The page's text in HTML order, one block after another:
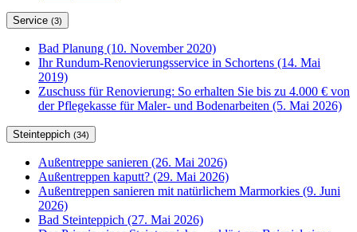
Service (3)
Bad Planung (10. November 2020)
Ihr Rundum-Renovierungsservice in Schortens (14. Mai
2019)
Zuschuss für Renovierung: So erhalten Sie bis zu 4.000 € von
der Pflegekasse für Maler- und Bodenarbeiten (5. Mai 2026)
Steinteppich (34)
Außentreppe sanieren (26. Mai 2026)
Außentreppen kaputt? (29. Mai 2026)
Außentreppen sanieren mit natürlichem Marmorkies (9. Juni
2026)
Bad Steinteppich (27. Mai 2026)